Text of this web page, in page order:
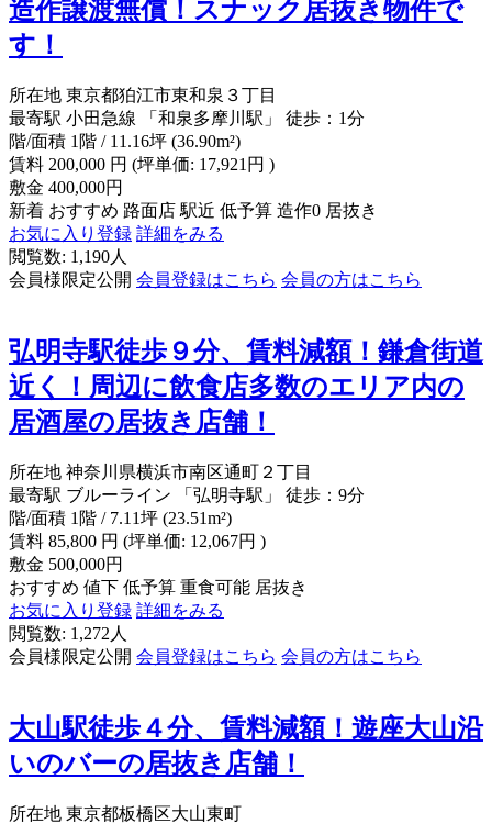
造作譲渡無償！スナック居抜き物件で
す！
所在地 東京都狛江市東和泉３丁目
最寄駅 小田急線 「和泉多摩川駅」 徒歩：1分
階/面積 1階 / 11.16坪 (36.90m²)
賃料 200,000 円 (坪単価: 17,921円 )
敷金 400,000円
新着 おすすめ 路面店 駅近 低予算 造作0 居抜き
お気に入り登録 詳細をみる
閲覧数: 1,190人
会員様限定公開 会員登録はこちら 会員の方はこちら
弘明寺駅徒歩９分、賃料減額！鎌倉街道
近く！周辺に飲食店多数のエリア内の
居酒屋の居抜き店舗！
所在地 神奈川県横浜市南区通町２丁目
最寄駅 ブルーライン 「弘明寺駅」 徒歩：9分
階/面積 1階 / 7.11坪 (23.51m²)
賃料 85,800 円 (坪単価: 12,067円 )
敷金 500,000円
おすすめ 値下 低予算 重食可能 居抜き
お気に入り登録 詳細をみる
閲覧数: 1,272人
会員様限定公開 会員登録はこちら 会員の方はこちら
大山駅徒歩４分、賃料減額！遊座大山沿
いのバーの居抜き店舗！
所在地 東京都板橋区大山東町